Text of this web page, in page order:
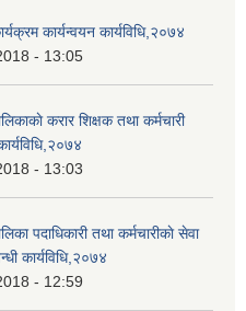
कार्यन्वयन कार्यविधि,२०७४
- 13:05
करार शिक्षक तथा कर्मचारी
- 13:03
पदाधिकारी तथा कर्मचारीकाे सेवा
कार्यविधि,२०७४
- 12:59